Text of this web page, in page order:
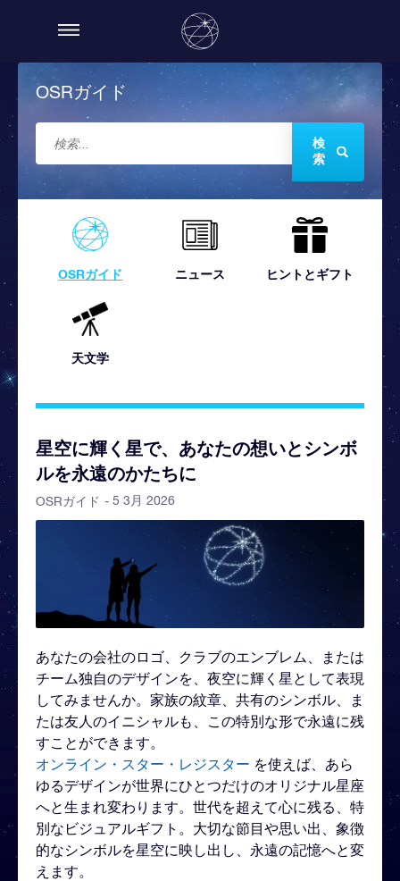
OSRガイド
検
索
OSRガイド ニュース ヒントとギフト
天文学
星空に輝く星で、あなたの想いとシンボ
ルを永遠のかたちに
OSRガイド - 5 3月 2026
あなたの会社のロゴ、クラブのエンブレム、または
チーム独自のデザインを、夜空に輝く星として表現
してみませんか。家族の紋章、共有のシンボル、ま
たは友人のイニシャルも、この特別な形で永遠に残
すことができます。
オンライン・スター・レジスター を使えば、あら
ゆるデザインが世界にひとつだけのオリジナル星座
へと生まれ変わります。世代を超えて心に残る、特
別なビジュアルギフト。大切な節目や思い出、象徴
的なシンボルを星空に映し出し、永遠の記憶へと変
えます。